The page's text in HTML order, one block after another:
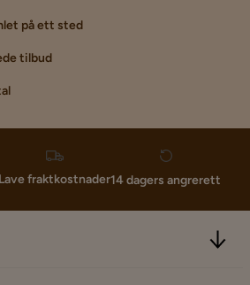
på ett sted
tilbud
Lave fraktkostnader14 dagers angrerett